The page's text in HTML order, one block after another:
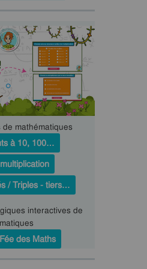
mathématiques
à 10, 100…
/ Triples - tiers…
interactives de
des Maths